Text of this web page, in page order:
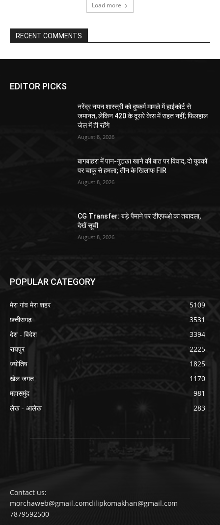
Load more
RECENT COMMENTS
EDITOR PICKS
नरेंद्र नयन शास्त्री को दुष्कर्म मामले में हाईकोर्ट से
जमानत, लेकिन 420 के दूसरे केस में राहत नहीं; फिलहाल
जेल में ही रहेंगे
August 8, 2026
बागबाहरा में पान-गुटखा खाने की बात पर विवाद, दो युवकों
पर चाकू से हमला; तीन के खिलाफ FIR
August 8, 2026
CG Transfer: बड़े पैमाने पर डीएफओ का तबादला,
देखें सूची
August 8, 2026
POPULAR CATEGORY
मेरा गांव मेरा शहर
5109
छत्तीसगढ़
3531
देश - विदेश
3394
रायपुर
2225
ज्योतिष
1825
खेल जगत
1170
महासमुंद
981
लेख - आलेख
283
Contact us:
morchaweb@gmail.comdilipkomakhan@gmail.com
7879592500